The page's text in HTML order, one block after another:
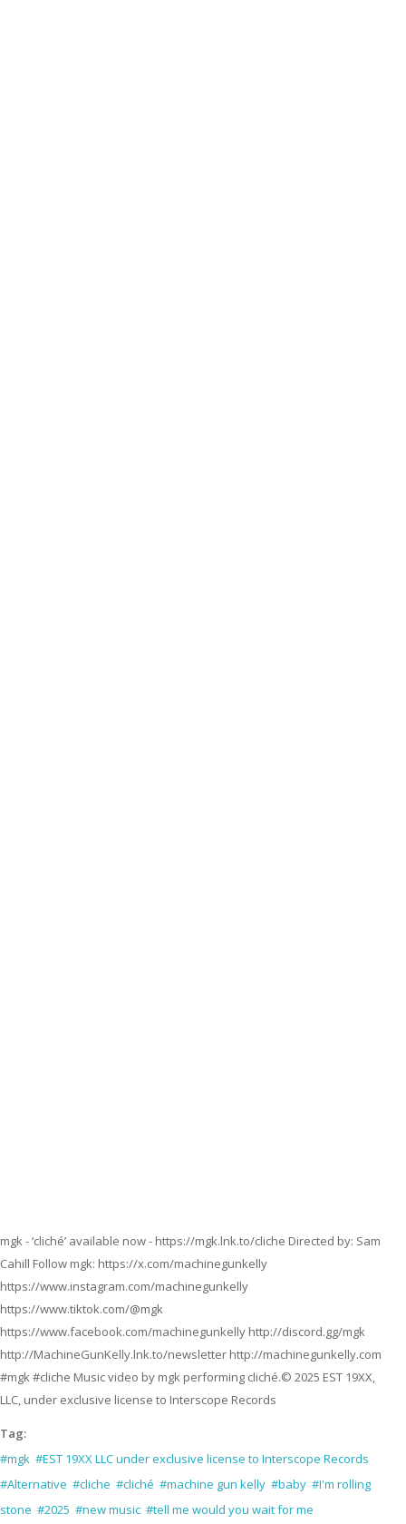
mgk - ‘cliché’ available now - https://mgk.lnk.to/cliche Directed by: Sam
Cahill Follow mgk: https://x.com/machinegunkelly
https://www.instagram.com/machinegunkelly
https://www.tiktok.com/@mgk
https://www.facebook.com/machinegunkelly http://discord.gg/mgk
http://MachineGunKelly.lnk.to/newsletter http://machinegunkelly.com
#mgk #cliche Music video by mgk performing cliché.© 2025 EST 19XX,
LLC, under exclusive license to Interscope Records
Tag:
#mgk #EST 19XX LLC under exclusive license to Interscope Records
#Alternative #cliche #cliché #machine gun kelly #baby #I'm rolling
stone #2025 #new music #tell me would you wait for me